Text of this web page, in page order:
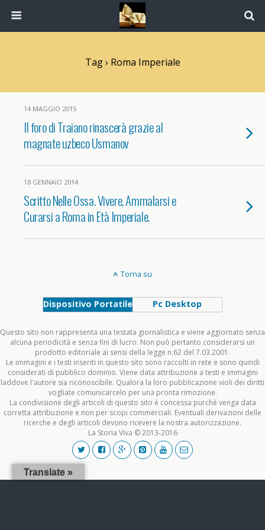
Tag › Roma Imperiale
14 MAGGIO 2015
Il foro di Traiano rinascerà grazie al
magnate uzbeco Usmanov
18 GENNAIO 2014
Scritto Nelle Ossa. Vivere, Ammalarsi e
Curarsi a Roma in Età Imperiale.
Torna su
Dispositivo Portatile Pc Desktop
Questo sito non rappresenta una testata giornalistica e viene aggiornato senza
alcuna periodicità e senza fini di lucro. Non può pertanto considerarsi un
prodotto editoriale ai sensi della legge n.62 del 7.03.2001.
Le immagini e i testi inseriti in questo sito sono raccolti in rete e sono quindi
considerati di pubblico dominio. Viene data attribuzione a testi e immagini
laddove l'autore sia riconoscibile. Qualora la loro pubblicazione violi dei diritti
vogliate comunicarcelo per una pronta rimozione.
La condivisione degli articoli di questo sito è concessa purchè venga data
corretta attribuzione e non per scopi commerciali. Eventuali derivazioni delle
ricerche e degli articoli devono ricevere la nostra autorizzazione.
La Storia Viva © 2013-2016
Translate »